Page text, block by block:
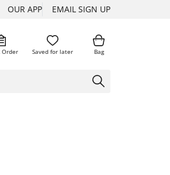
OUR APP EMAIL SIGN UP
Order Saved for later Bag